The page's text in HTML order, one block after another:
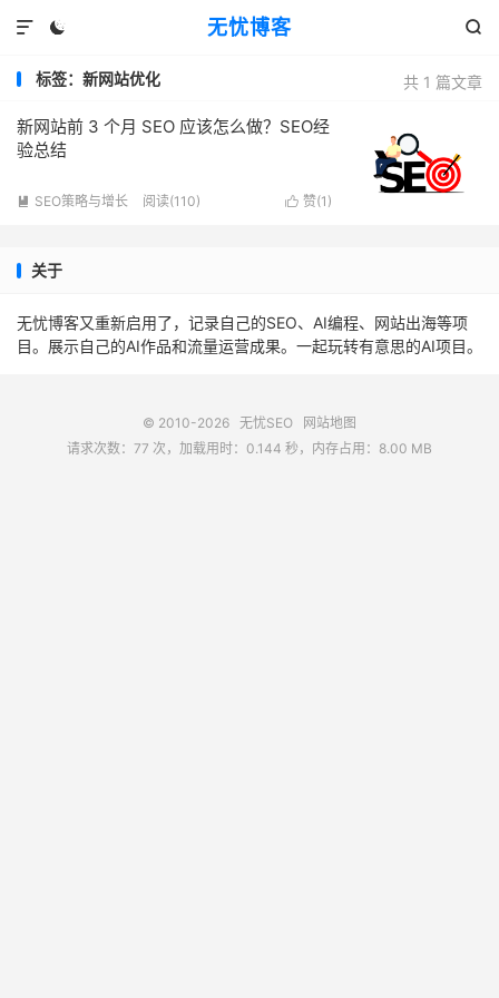
无忧博客
 

共 1 篇文章
标签：新网站优化
新网站前 3 个月 SEO 应该怎么做？SEO经
验总结
 赞(1 )
 SEO策略与增长 阅读(110)
关于
无忧博客又重新启用了，记录自己的SEO、AI编程、网站出海等项
目。展示自己的AI作品和流量运营成果。一起玩转有意思的AI项目。
© 2010-2026 无忧SEO
网站地图
请求次数：77 次，加载用时：0.144 秒，内存占用：8.00 MB